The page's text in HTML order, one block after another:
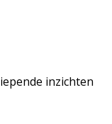
inzichten